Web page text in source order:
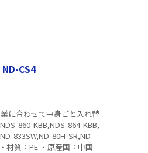
CS4
に合わせて中身ごと入れ替
833SW,ND-80H-SR,ND-
・材質：PE ・原産国：中国